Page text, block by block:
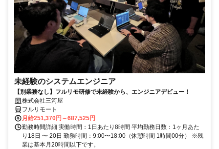
未経験のシステムエンジニア
【別業務なし】フルリモ研修で未経験から、エンジニアデビュー！
株式会社三河屋
フルリモート
月給251,370円～687,525円
勤務時間詳細 実働時間：1日あたり8時間 平均勤務日数：1ヶ月あた
り18日 〜 20日 勤務時間：9:00〜18:00（休憩時間 1時間00分） ※残
業は基本月20時間以下です。